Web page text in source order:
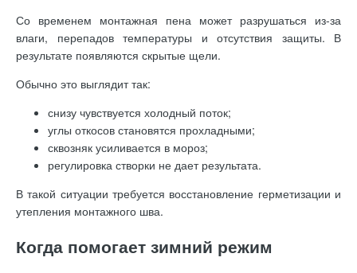
Со временем монтажная пена может разрушаться из-за
влаги, перепадов температуры и отсутствия защиты. В
результате появляются скрытые щели.
Обычно это выглядит так:
снизу чувствуется холодный поток;
углы откосов становятся прохладными;
сквозняк усиливается в мороз;
регулировка створки не дает результата.
В такой ситуации требуется восстановление герметизации и
утепления монтажного шва.
Когда помогает зимний режим